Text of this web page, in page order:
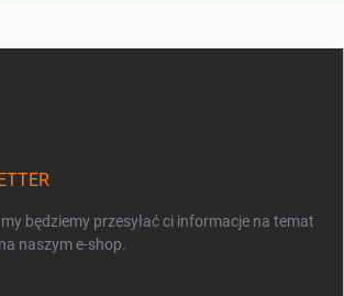
będziemy przesyłać ci informacje na temat
naszym e-shop.